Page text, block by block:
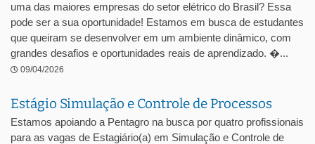
uma das maiores empresas do setor elétrico do Brasil? Essa
pode ser a sua oportunidade! Estamos em busca de estudantes
que queiram se desenvolver em um ambiente dinâmico, com
grandes desafios e oportunidades reais de aprendizado. �...
09/04/2026
Estágio Simulação e Controle de Processos
Estamos apoiando a Pentagro na busca por quatro profissionais
para as vagas de Estagiário(a) em Simulação e Controle de